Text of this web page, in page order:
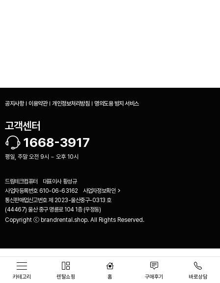
공지사항 이용약관 개인정보처리방침 명의도용 방지 서비스
고객센터
1668-3917
평일, 주말 오전 9시 ~ 오후 10시
드림테크컴퓨터 대표이사 황성규
사업자등록번호 610-06-63162
사업자정보확인
통신판매업신고번호 제 2023-울산중구-0313 호
(44467) 울산 중구 명륜로 104 1층 (우정동)
Copyright ⓒ brandrental.shop. All Rights Reserved.
카테고리 렌탈쇼핑 홈 구매후기 바로상담